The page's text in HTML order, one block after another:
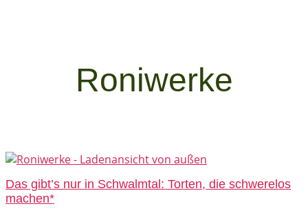
Roniwerke
Das gibt’s nur in Schwalmtal: Torten, die schwerelos
machen*